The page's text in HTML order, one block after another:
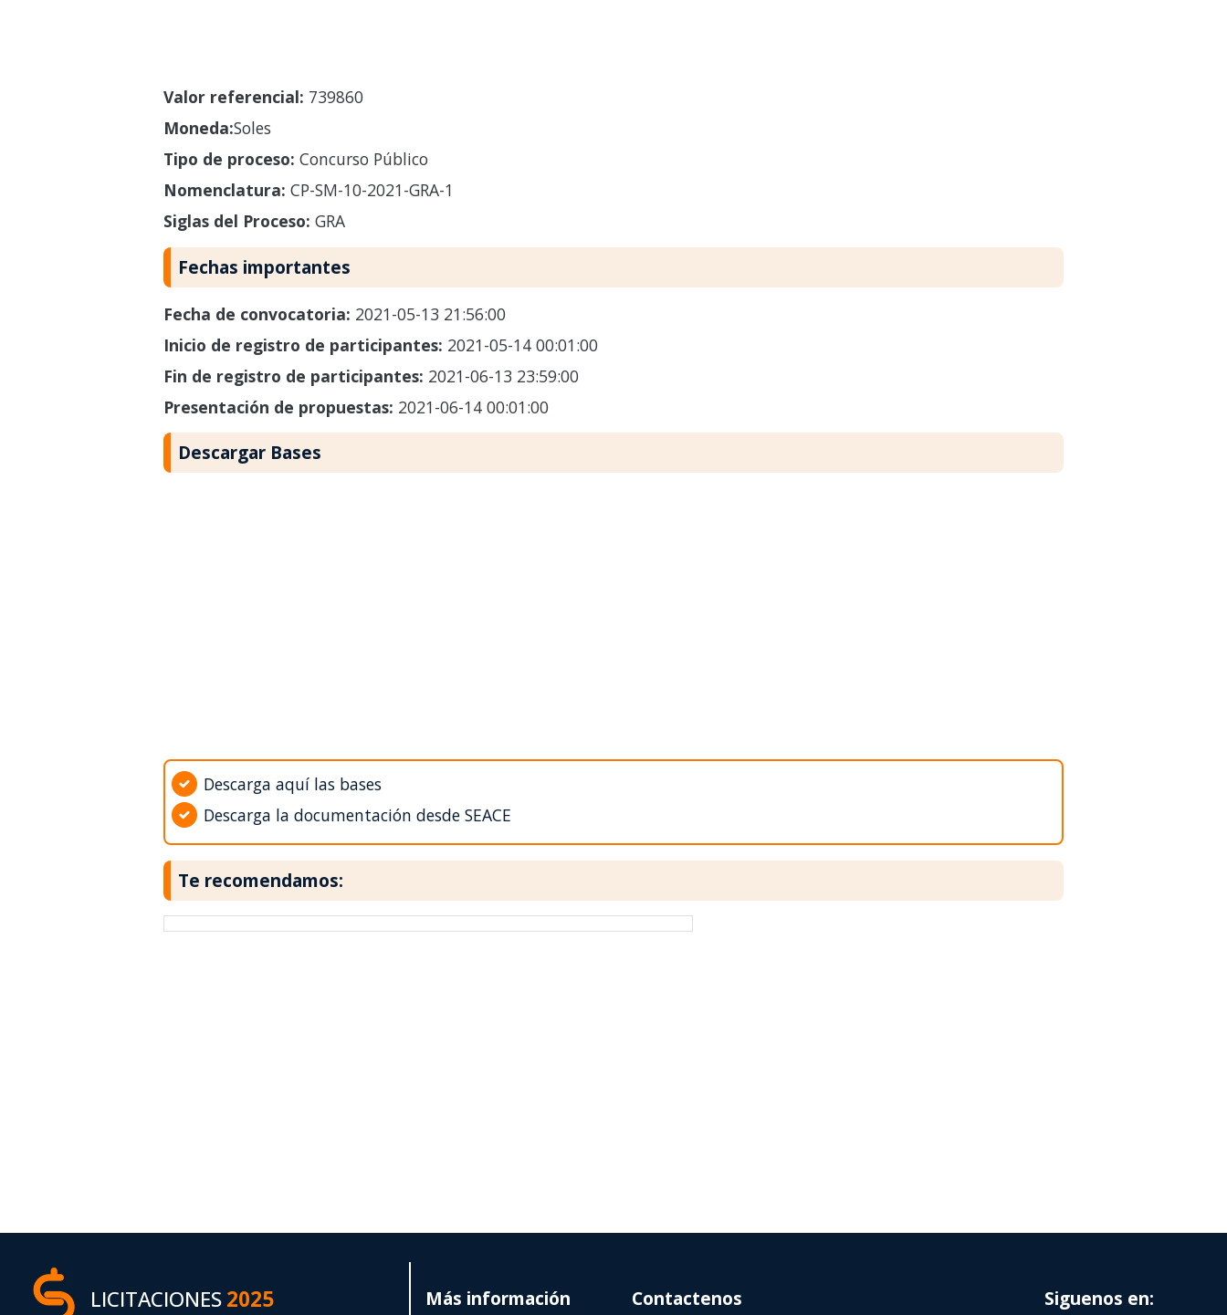
Valor referencial: 739860
Moneda:Soles
Tipo de proceso: Concurso Público
Nomenclatura: CP-SM-10-2021-GRA-1
Siglas del Proceso: GRA
Fechas importantes
Fecha de convocatoria: 2021-05-13 21:56:00
Inicio de registro de participantes: 2021-05-14 00:01:00
Fin de registro de participantes: 2021-06-13 23:59:00
Presentación de propuestas: 2021-06-14 00:01:00
Descargar Bases
Descarga aquí las bases
Descarga la documentación desde SEACE
Te recomendamos:
LICITACIONES2025 Más información Contactenos Siguenos en: